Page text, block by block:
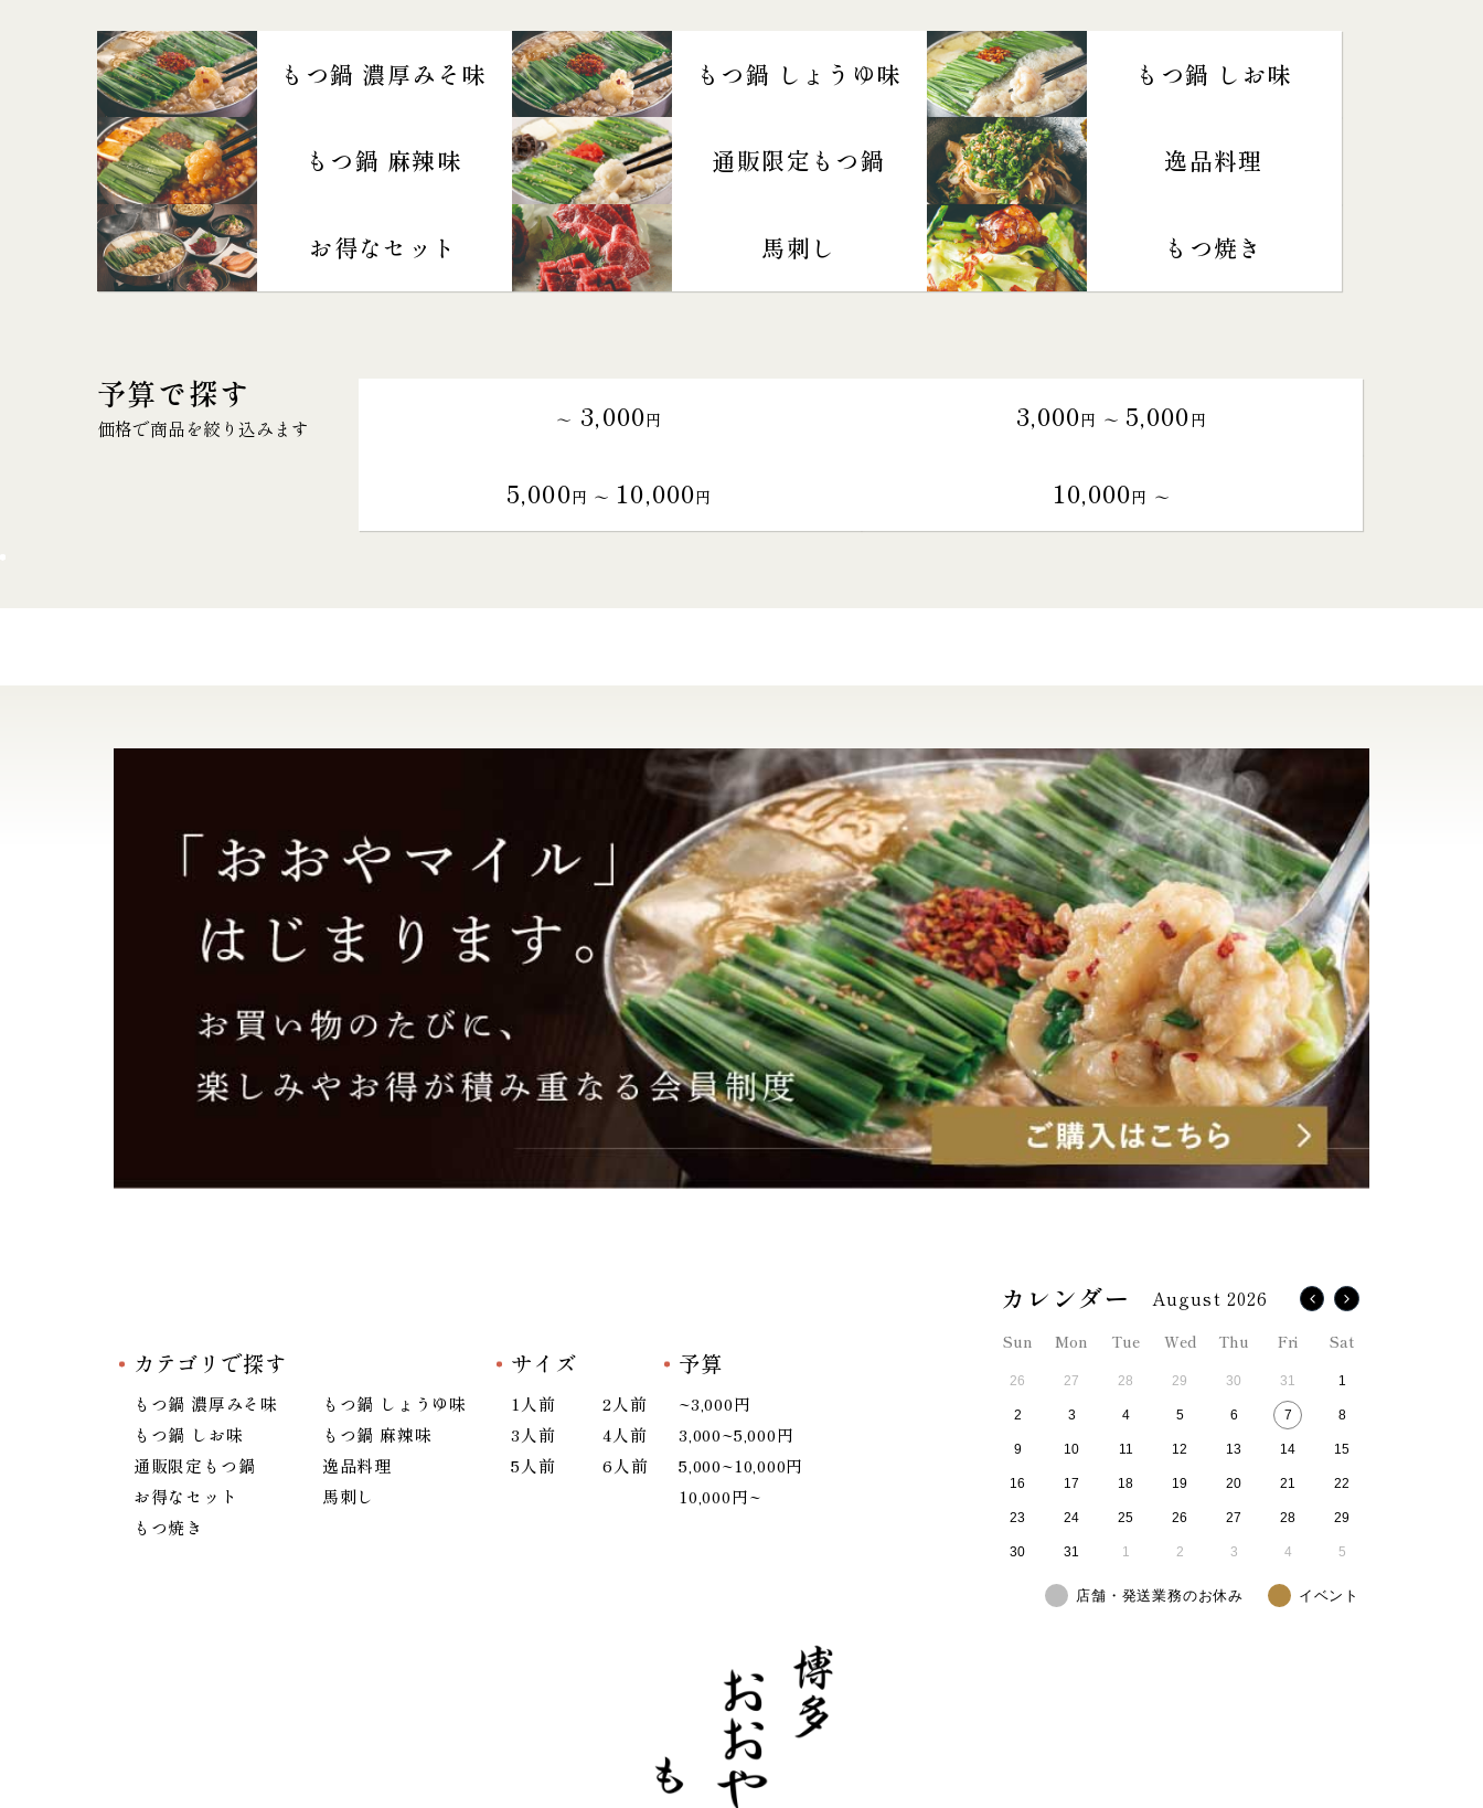
もつ鍋 濃厚みそ味 もつ鍋 しょうゆ味 もつ鍋 しお味
もつ鍋 麻辣味 通販限定もつ鍋 逸品料理
お得なセット 馬刺し もつ焼き
予算で探す
価格で商品を絞り込みます ～ 3,000円 3,000円 〜 5,000円
5,000円 〜 10,000円 10,000円 〜
カテゴリで探す
もつ鍋 濃厚みそ味
もつ鍋 しょうゆ味
もつ鍋 しお味
もつ鍋 麻辣味
通販限定もつ鍋
逸品料理
お得なセット
馬刺し
もつ焼き
サイズ
1人前
2人前
3人前
4人前
5人前
6人前
予算
~3,000円
3,000~5,000円
5,000~10,000円
10,000円~
August 2026
Sun Mon Tue Wed Thu Fri Sat
26 27 28 29 30 31 1
2 3 4 5 6 7 8
9 10 11 12 13 14 15
16 17 18 19 20 21 22
23 24 25 26 27 28 29
30 31 1 2 3 4 5
店舗・発送業務のお休み イベント